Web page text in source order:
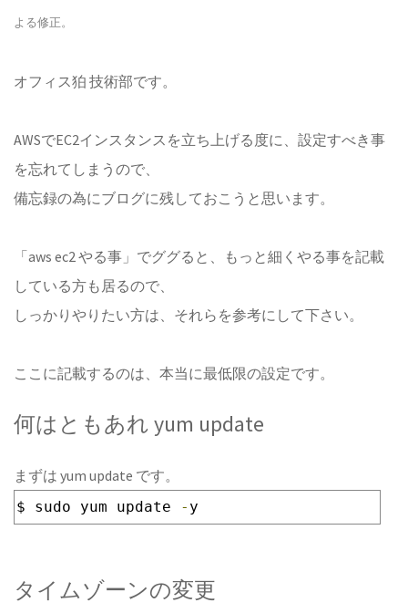
よる修正。
オフィス狛 技術部です。
AWSでEC2インスタンスを立ち上げる度に、設定すべき事
を忘れてしまうので、
備忘録の為にブログに残しておこうと思います。
「aws ec2 やる事」でググると、もっと細くやる事を記載
している方も居るので、
しっかりやりたい方は、それらを参考にして下さい。
ここに記載するのは、本当に最低限の設定です。
何はともあれ yum update
まずは yum update です。
$ sudo yum update - y
タイムゾーンの変更